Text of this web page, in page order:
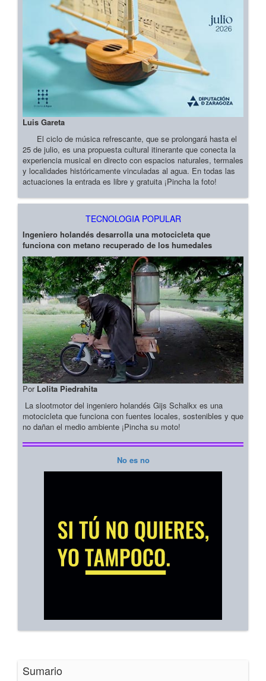
Luis Gareta
El ciclo de música refrescante, que se prolongará hasta el
25 de julio, es una propuesta cultural itinerante que conecta la
experiencia musical en directo con espacios naturales, termales
y localidades históricamente vinculadas al agua. En todas las
actuaciones la entrada es libre y gratuita ¡Pincha la foto!
TECNOLOGIA POPULAR
Ingeniero holandés desarrolla una motocicleta que
funciona con metano recuperado de los humedales
Por Lolita Piedrahita
La slootmotor del ingeniero holandés Gijs Schalkx es una
motocicleta que funciona con fuentes locales, sostenibles y que
no dañan el medio ambiente ¡Pincha su moto!
No es no
Sumario